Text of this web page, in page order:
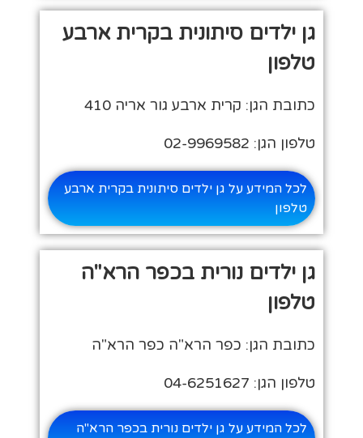
גן ילדים סיתונית בקרית ארבע
טלפון
כתובת הגן: קרית ארבע גור אריה 410
טלפון הגן: 02-9969582
לכל המידע על גן ילדים סיתונית בקרית ארבע
טלפון
גן ילדים נורית בכפר הרא"ה
טלפון
כתובת הגן: כפר הרא"ה כפר הרא"ה
טלפון הגן: 04-6251627
לכל המידע על גן ילדים נורית בכפר הרא"ה